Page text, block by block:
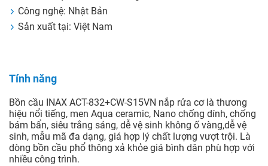
Công nghệ: Nhật Bản
Sản xuất tại: Việt Nam
Tính năng
Bồn cầu INAX ACT-832+CW-S15VN nắp rửa cơ là thương
hiệu nổi tiếng, men Aqua ceramic, Nano chống dính, chống
bám bẩn, siêu trắng sáng, dễ vệ sinh không ố vàng,dễ vệ
sinh, mẫu mã đa dạng, giá hợp lý chất lượng vượt trội. Là
dòng bồn cầu phổ thông xả khỏe giá bình dân phù hợp với
nhiều công trình.